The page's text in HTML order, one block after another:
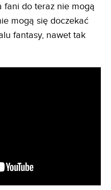
fani do teraz nie mogą
mogą się doczekać
fantasy, nawet tak